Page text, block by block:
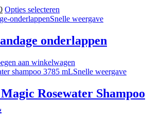
Huidige
prijs
€25,00.
Opties selecteren
product
meerdere
variaties.
optie
kan
worden
op
Snelle weergave
onderlappen
aan winkelwagen
Snelle weergave
Rosewater Shampoo